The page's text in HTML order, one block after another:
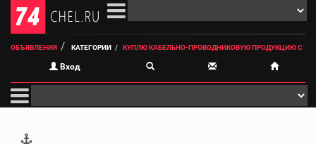
ОБЪЯВЛЕНИЯ КАТЕГОРИИ КУПЛЮ КАБЕЛЬНО-ПРОВОДНИКОВУЮ ПРОДУКЦИЮ С
Вход